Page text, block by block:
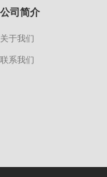
公司简介
关于我们
联系我们